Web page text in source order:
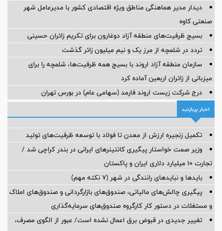
دیدار مدیر هماهنگی مناطق ویژه اقتصادی کشور با مدیرعامل شهر
صنعتی کاوه
بسیج ظرفیت‌های منطقه آزاد دوغارون برای تکریم زائران حسینی
تردد در شلمچه از مرز یک و نیم میلیون زائر گذشت
سازمان منطقه آزاد اروند با بسیج همه ظرفیت‌ها، شلمچه را برای
میزبانی از زائران اربعین آماده کرد
درج شرکت زیست اروند فارمد (سهامی عام) در بورس تهران
اخبار پربازدید
تکمیل زنجیره ارزش از معدن تا فولاد با توسعه ظرفیت‌های تولید
وزیر صمت خواستار پیگیری کانتینرهای ایرانی در بندر کراچی شد /
تجارت ۱۰ میلیارد دلاری ایران و پاکستان
بایدها و نبایدهای رانندگی در شهر (۷ نکته مهم)
پیگیری چالش‌های مالیاتی، صندوق‌های بازارگردانی و صندوق‌های املاک
و مستغلات در دستور کار کارگروه صندوق‌های سرمایه‌گذاری
تغییر جدیدی در قبوض برق اعمال نشده است/ عبور از الگوی مصرف،